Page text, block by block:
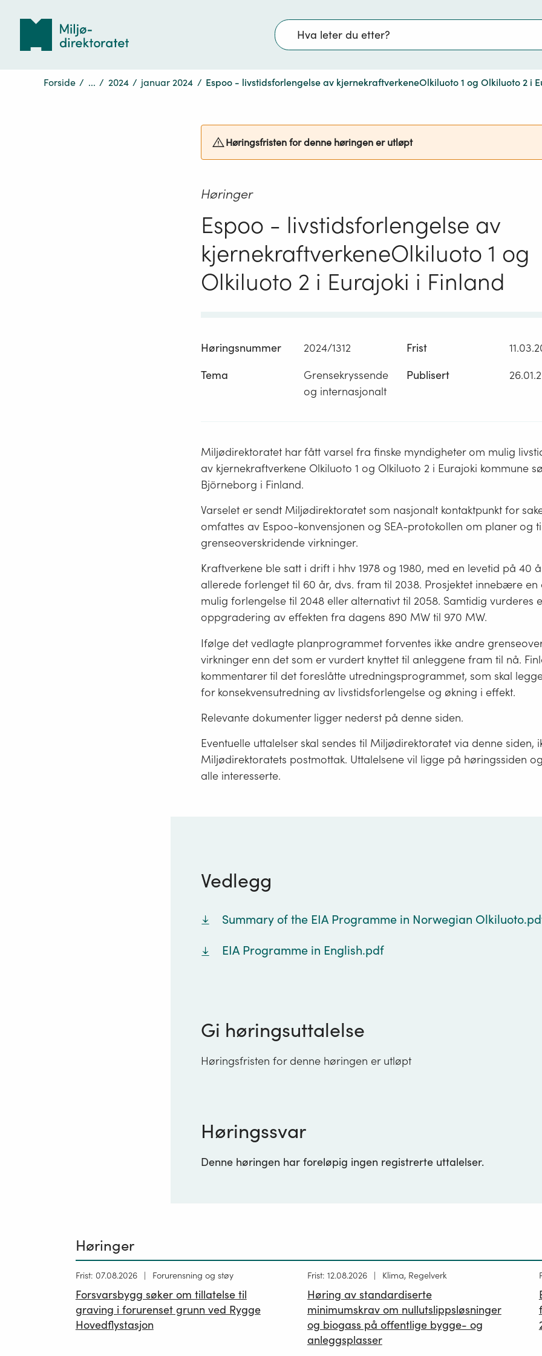
Søk
Forside / ... / 2024 / januar 2024 / Espoo - livstidsforlengelse av kjernekraftverkeneOlkiluoto 1 og Olkiluoto 2 i
Høringsfristen for denne høringen er utløpt
Høringer
Espoo - livstidsforlengelse av
kjernekraftverkeneOlkiluoto 1 og
Olkiluoto 2 i Eurajoki i Finland
Høringsnummer 2024/1312 Frist
Tema
Grensekryssende
og internasjonalt
Publisert
Miljødirektoratet har fått varsel fra finske myndigheter om mulig
av kjernekraftverkene Olkiluoto 1 og Olkiluoto 2 i Eurajoki kommune
Björneborg i Finland.
Varselet er sendt Miljødirektoratet som nasjonalt kontaktpunkt for
omfattes av Espoo-konvensjonen og SEA-protokollen om planer og
grenseoverskridende virkninger.
Kraftverkene ble satt i drift i hhv 1978 og 1980, med en levetid på 40
allerede forlenget til 60 år, dvs. fram til 2038. Prosjektet innebære en
mulig forlengelse til 2048 eller alternativt til 2058. Samtidig vurderes
oppgradering av effekten fra dagens 890 MW til 970 MW.
Ifølge det vedlagte planprogrammet forventes ikke andre
virkninger enn det som er vurdert knyttet til anleggene fram til nå.
kommentarer til det foreslåtte utredningsprogrammet, som skal
for konsekvensutredning av livstidsforlengelse og økning i effekt.
Relevante dokumenter ligger nederst på denne siden.
Eventuelle uttalelser skal sendes til Miljødirektoratet via denne siden,
Miljødirektoratets postmottak. Uttalelsene vil ligge på høringssiden
alle interesserte.
Vedlegg
Summary of the EIA Programme in Norwegian
EIA Programme in English.pdf
Gi høringsuttalelse
Høringsfristen for denne høringen er utløpt
Høringssvar
Denne høringen har foreløpig ingen registrerte uttalelser.
Høringer
Høring
26.06.2026
Frist: 07.08.2026 Forurensning og støy
Forsvarsbygg søker om tillatelse til
graving i forurenset grunn ved Rygge
Hovedflystasjon
Høring
12.05.2026
Frist: 12.08.2026 Klima, Regelverk
Høring av standardiserte
minimumskrav om nullutslippsløsninger
og biogass på offentlige bygge- og
anleggsplasser